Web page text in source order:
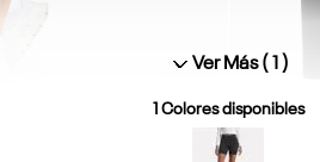
Ver Más ( 1)
Colores disponibles